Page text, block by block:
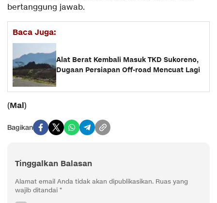
bertanggung jawab.
Baca Juga:
Alat Berat Kembali Masuk TKD Sukoreno,
Dugaan Persiapan Off-road Mencuat Lagi
(Mal)
Bagikan
Tinggalkan Balasan
Alamat email Anda tidak akan dipublikasikan. Ruas yang
wajib ditandai *